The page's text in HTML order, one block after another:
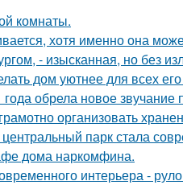
комнаты.
хотя именно она
- изысканная, но без
дом уютнее для всех
обрела новое
организовать
парк стала
дома наркомфина.
интерьера -